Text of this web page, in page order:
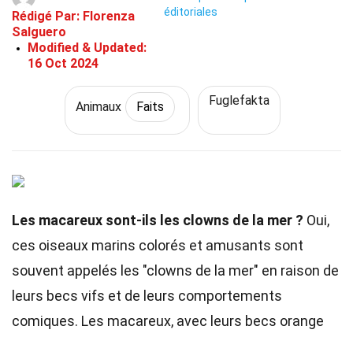
Rédigé Par: Florenza
Salguero
Modified & Updated:
16 Oct 2024
éditoriales
Animaux Faits Fuglefakta
Les macareux sont-ils les clowns de la mer ? Oui,
ces oiseaux marins colorés et amusants sont
souvent appelés les "clowns de la mer" en raison de
leurs becs vifs et de leurs comportements
comiques. Les macareux, avec leurs becs orange